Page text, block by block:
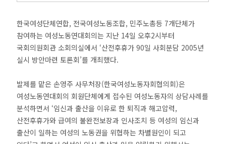
한국여성단체연합, 전국여성노동조합, 민주노총등 7개단체가
참여하는 여성노동연대회의는 지난 14일 오후2시부터
국회의원회관 소회의실에서 ‘산전후휴가 90일 사회분담 2005년
실시 방안마련 토론회’를 개최했다.
발제를 맡은 손영주 사무처장(한국여성노동자회협의회)은
여성노동연대회의 회원단체에게 접수된 여성노동자의 상담사례를
분석하면서 ‘임신과 출산을 이유로 한 퇴직과 해고압력,
산전후휴가와 급여의 불완전보장과 인사조치 등 여성의 임신과
출산이 일하는 여성의 노동권을 위협하는 차별원인이 되고